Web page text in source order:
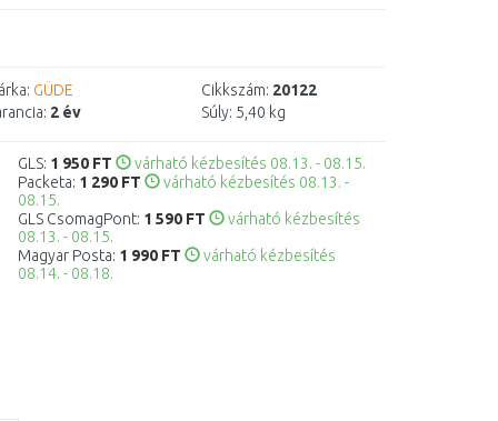
GÜDE
2 év
Cikkszám: 20122
Súly: 5,40 kg
GLS: 1 950 FT
várható kézbesítés 08.13. - 08.15.
Packeta: 1 290 FT
várható kézbesítés 08.13. -
08.15.
GLS CsomagPont: 1 590 FT
várható kézbesítés
08.13. - 08.15.
Magyar Posta: 1 990 FT
várható kézbesítés
08.14. - 08.18.